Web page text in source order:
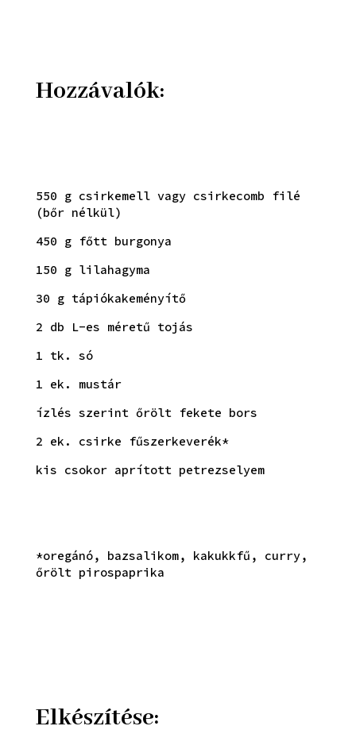
Hozzávalók:
550 g csirkemell vagy csirkecomb filé
(bőr nélkül)
450 g főtt burgonya
150 g lilahagyma
30 g tápiókakeményítő
2 db L-es méretű tojás
1 tk. só
1 ek. mustár
ízlés szerint őrölt fekete bors
2 ek. csirke fűszerkeverék*
kis csokor aprított petrezselyem
*oregánó, bazsalikom, kakukkfű, curry,
őrölt pirospaprika
Elkészítése: